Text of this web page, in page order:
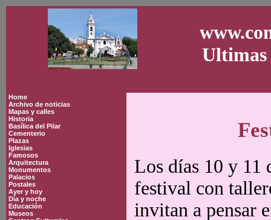
Ultimas
Home
Archivo de noticias
Mapas y calles
Historia
Basílica del Pilar
Cementerio
Plazas
Iglesias
Famosos
Arquitectura
Monumentos
Palacios
Postales
Ayer y hoy
Día y noche
Educación
Museos
Los días 10 y 11
festival con
invitan a pensar